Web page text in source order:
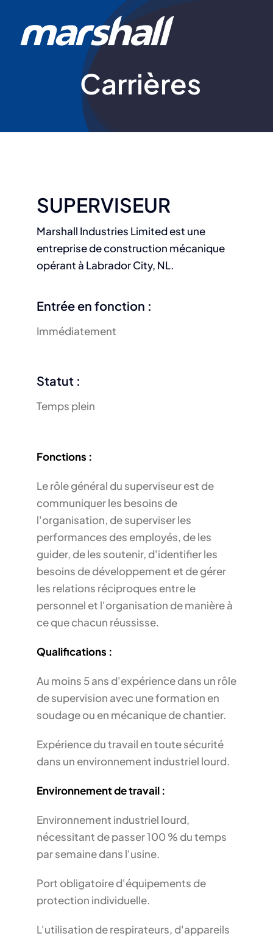
content
Carrières
SUPERVISEUR
Marshall Industries Limited est une
entreprise de construction mécanique
opérant à Labrador City, NL.
Entrée en fonction :
Immédiatement
Statut :
Temps plein
Fonctions :
Le rôle général du superviseur est de
communiquer les besoins de
l'organisation, de superviser les
performances des employés, de les
guider, de les soutenir, d'identifier les
besoins de développement et de gérer
les relations réciproques entre le
personnel et l'organisation de manière à
ce que chacun réussisse.
Qualifications :
Au moins 5 ans d'expérience dans un rôle
de supervision avec une formation en
soudage ou en mécanique de chantier.
Expérience du travail en toute sécurité
dans un environnement industriel lourd.
Environnement de travail :
Environnement industriel lourd,
nécessitant de passer 100 % du temps
par semaine dans l'usine.
Port obligatoire d'équipements de
protection individuelle.
L'utilisation de respirateurs, d'appareils